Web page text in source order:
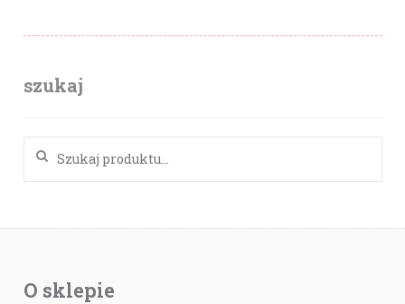
szukaj
Szukaj:
O sklepie